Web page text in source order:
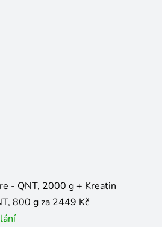
- QNT, 2000 g + Kreatin
800 g za 2449 Kč